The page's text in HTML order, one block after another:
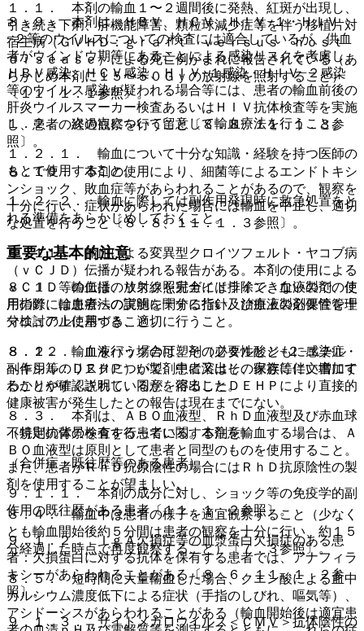
８．９． 本剤は、ＨＢＶ、ＨＣＶ、ＨＩＶ−１・ＨＩＶ
−２等のウイルスについての検査には適合しているが、供血
者がウインドウ期等にあることによる感染リスクを考慮し、
ＨＢＶ感染、ＨＣＶ感染、ＨＩＶ−１感染・ＨＩＶ−２感染
等のウイルス感染が疑われる場合等には、患者の輸血前後の
肝炎ウイルスマーカー検査あるいはＨＩＶ抗体検査等を実施
し、患者の経過観察を行うこと〔８．８、１１．１．３参
照〕。
８．１０． 本剤の使用により、細菌等によるエンドトキシ
ンショック、敗血症等があらわれることがあるので、観察を
十分に行い、症状があらわれた場合には輸血を中止し、適切
な処置を行うこと〔８．８、１１．１．３参照〕。
８．１１． 輸血による変異型クロイツフェルト・ヤコブ病
（ｖＣＪＤ）伝播が疑われる報告がある。本剤の使用による
ｖＣＪＤ等の伝播のリスクを完全には排除できないので、使
用の際には患者への説明を十分に行い、治療上の必要性を十
分検討の上使用すること。
８．１２． 血液バッグの可塑剤（フタル酸ジ−２−エチル
ヘキシル：ＤＥＨＰ）が製剤中に溶出し、保存に伴い増加す
ることが確認されているが、溶出したＤＥＨＰにより直接的
健康被害が発生したとの報告は現在までにない。
（特定の背景を有する患者に関する注意）
（合併症・既往歴等のある患者）
９．１．１． 本剤の成分に対し、ショック等の免疫学的副
作用の既往歴がある患者〔１１．１．２参照〕。
９．１．２． ＩｇＡ欠損症等の血漿蛋白欠損症のある患
者：欠損蛋白に対する抗体を保有する患者では、アナフィラ
キシーがあらわれることがある〔８．６、１１．１．２参
照〕。
９．１．３． サイトメガロウイルス＜ＣＭＶ＞抗体陰性の
１．１． 本剤の輸血１〜２週間後に発熱、紅斑が出現し、
引き続き下痢、肝機能障害、顆粒球減少症等を伴う移植片対
宿主病（ＧＶＨＤ：ｇｒａｆｔ ｖｅｒｓｕｓ ｈｏｓｔ
ｄｉｓｅａｓｅ）による死亡例がまれに報告されている（あ
らかじめ本剤に１５〜５０Ｇｙの放射線を照射すること）
〔１１．１．１参照〕。
１．２． 次の点について留意して輸血療法を行うこと。
１．２．１． 輸血について十分な知識・経験を持つ医師の
もとで使用すること。
１．２．２． 輸血に際しては副作用発現時に救急処置をと
れる準備をあらかじめしておくこと。
重要な基本的注意
８．１． 輸血は、放射線照射ガイドライン、血液製剤の使
用指針、輸血療法の実施に関する指針及び血液製剤保管管理
マニュアルに基づき、適切に行うこと。
８．２． 輸血を行う場合は、その必要性とともに感染症・
副作用等のリスクについて、患者又はその家族等に文書にて
わかりやすく説明し、同意を得ること。
８．３． 本剤は、ＡＢＯ血液型、ＲｈＤ血液型及び赤血球
不規則抗体の検査を行っている。本剤を輸血する場合は、Ａ
ＢＯ血液型は原則として患者と同型のものを使用すること。
また、患者がＲｈＤ抗原陰性の場合にはＲｈＤ抗原陰性の製
剤を使用することが望ましい。
８．４． 輸血中は患者の様子を適宜観察すること（少なく
とも輸血開始後約５分間は患者の観察を十分に行い、約１５
分経過した時点で再度観察すること）〔７．３参照〕。
８．５． 短時間に大量輸血した場合、クエン酸による血中
カルシウム濃度低下による症状（手指のしびれ、嘔気等）、
アシドーシスがあらわれることがある（輸血開始後は適宜患